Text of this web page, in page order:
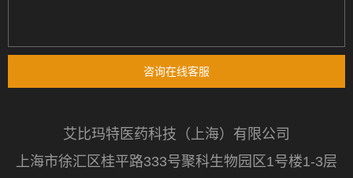
咨询在线客服
艾比玛特医药科技（上海）有限公司
上海市徐汇区桂平路333号聚科生物园区1号楼1-3层